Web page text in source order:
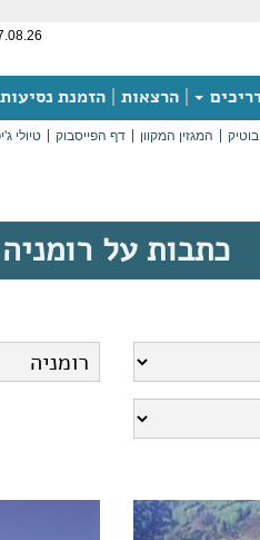
הרצאות הזמנת נסיעות
המגזין המקוון דף הפייסבוק טיולי
כתבות על רומניה